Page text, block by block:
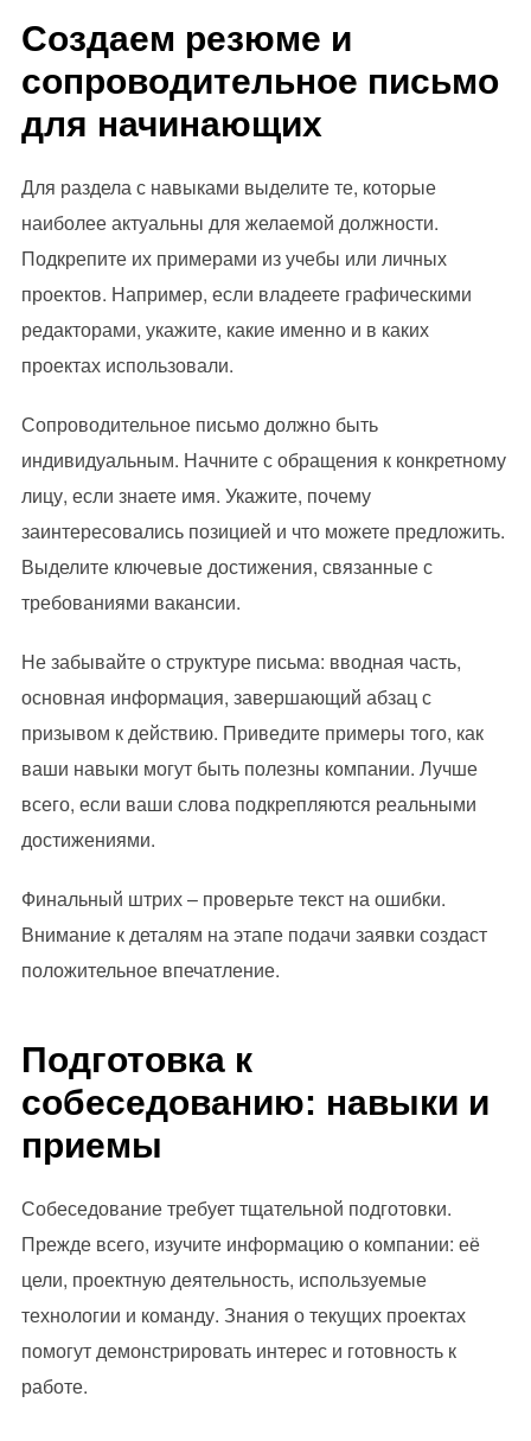
Создаем резюме и
сопроводительное письмо
для начинающих
Для раздела с навыками выделите те, которые
наиболее актуальны для желаемой должности.
Подкрепите их примерами из учебы или личных
проектов. Например, если владеете графическими
редакторами, укажите, какие именно и в каких
проектах использовали.
Сопроводительное письмо должно быть
индивидуальным. Начните с обращения к конкретному
лицу, если знаете имя. Укажите, почему
заинтересовались позицией и что можете предложить.
Выделите ключевые достижения, связанные с
требованиями вакансии.
Не забывайте о структуре письма: вводная часть,
основная информация, завершающий абзац с
призывом к действию. Приведите примеры того, как
ваши навыки могут быть полезны компании. Лучше
всего, если ваши слова подкрепляются реальными
достижениями.
Финальный штрих – проверьте текст на ошибки.
Внимание к деталям на этапе подачи заявки создаст
положительное впечатление.
Подготовка к
собеседованию: навыки и
приемы
Собеседование требует тщательной подготовки.
Прежде всего, изучите информацию о компании: её
цели, проектную деятельность, используемые
технологии и команду. Знания о текущих проектах
помогут демонстрировать интерес и готовность к
работе.